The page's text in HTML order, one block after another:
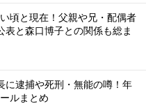
頃と現在！父親や兄・配偶者
表と森口博子との関係も総ま
に逮捕や死刑・無能の噂！年
ルまとめ